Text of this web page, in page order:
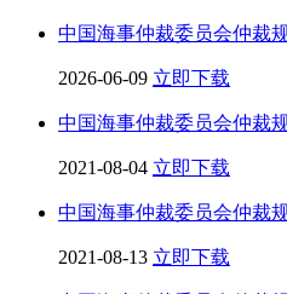
中国海事仲裁委员会仲裁
2026-06-09 立即下载
中国海事仲裁委员会仲裁
2021-08-04 立即下载
中国海事仲裁委员会仲裁
2021-08-13 立即下载